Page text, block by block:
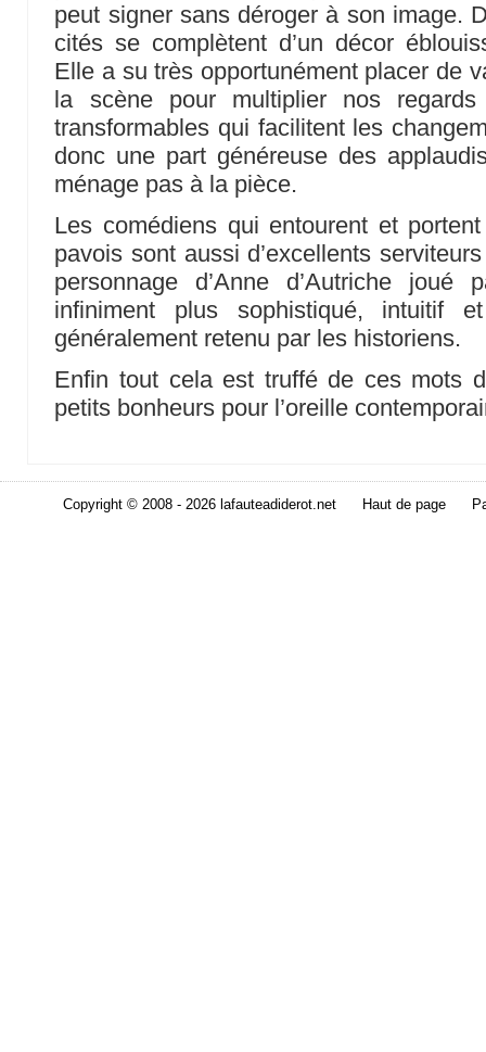
peut signer sans déroger à son image.
cités se complètent d’un décor
Elle a su très opportunément placer de
la scène pour multiplier nos
transformables qui facilitent les
donc une part généreuse des
ménage pas à la pièce.
Les comédiens qui entourent et
pavois sont aussi d’excellents
personnage d’Anne d’Autriche joué
infiniment plus sophistiqué, intuitif
généralement retenu par les historiens.
Enfin tout cela est truffé de ces mots
petits bonheurs pour l’oreille
Copyright © 2008 - 2026 lafauteadiderot.net Haut de page